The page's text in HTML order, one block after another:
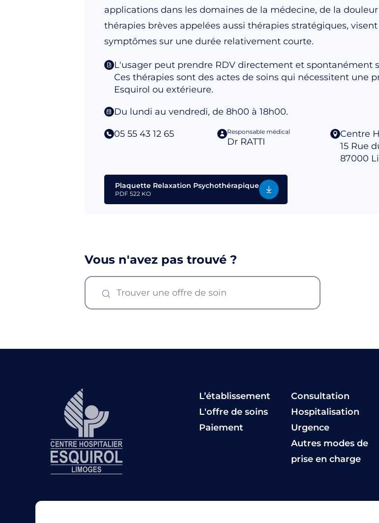
applications dans les domaines de la médecine, de la
thérapies brèves appelées aussi thérapies stratégiques,
symptômes sur une durée relativement courte.
L'usager peut prendre RDV directement et spontanément
Ces thérapies sont des actes de soins qui nécessitent une
Esquirol ou extérieure.
Du lundi au vendredi, de 8h00 à 18h00.
05 55 43 12 65 Responsable médical
Dr RATTI
Centre
15 Rue
87000
Plaquette Relaxation Psychothérapique
PDF 522 KO
Vous n'avez pas trouvé ?
L’établissement
Consultation
L'offre de soins
Hospitalisation
Paiement
Urgence
Autres modes de
prise en charge